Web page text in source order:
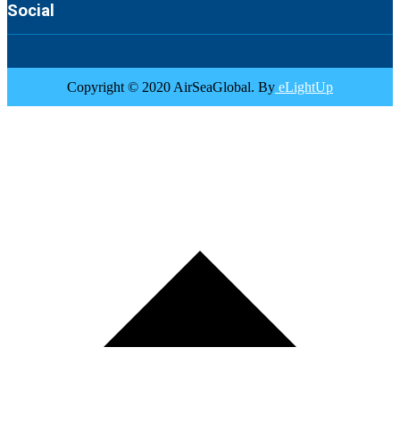
Social
Copyright © 2020 AirSeaGlobal. By eLightUp